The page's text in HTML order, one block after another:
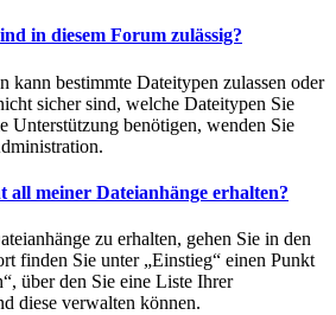
in diesem Forum zulässig?
bestimmte Dateitypen zulassen oder
sicher sind, welche Dateitypen Sie
Unterstützung benötigen, wenden Sie
all meiner Dateianhänge erhalten?
zu erhalten, gehen Sie in den
finden Sie unter „Einstieg“ einen Punkt
über den Sie eine Liste Ihrer
diese verwalten können.